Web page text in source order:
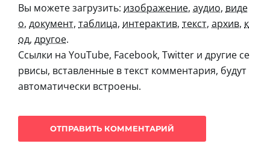
Вы можете загрузить: изображение, аудио, виде
о, документ, таблица, интерактив, текст, архив, к
од, другое.
Ссылки на YouTube, Facebook, Twitter и другие се
рвисы, вставленные в текст комментария, будут
автоматически встроены.